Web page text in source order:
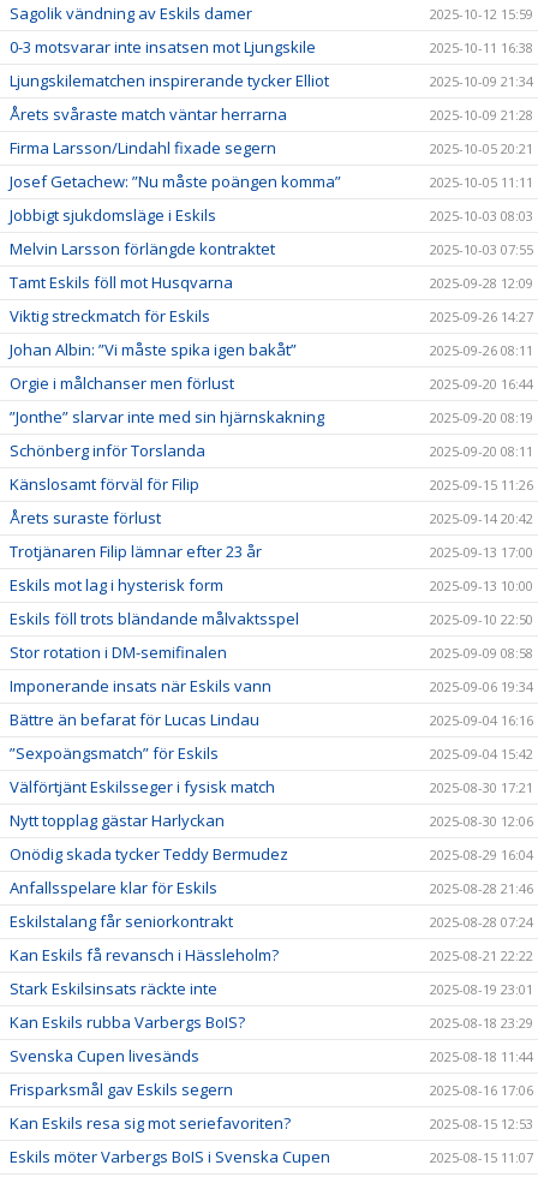
Sagolik vändning av Eskils damer 2025-10-12 15:59
0-3 motsvarar inte insatsen mot Ljungskile 2025-10-11 16:38
Ljungskilematchen inspirerande tycker Elliot 2025-10-09 21:34
Årets svåraste match väntar herrarna 2025-10-09 21:28
Firma Larsson/Lindahl fixade segern 2025-10-05 20:21
Josef Getachew: ”Nu måste poängen komma” 2025-10-05 11:11
Jobbigt sjukdomsläge i Eskils 2025-10-03 08:03
Melvin Larsson förlängde kontraktet 2025-10-03 07:55
Tamt Eskils föll mot Husqvarna 2025-09-28 12:09
Viktig streckmatch för Eskils 2025-09-26 14:27
Johan Albin: ”Vi måste spika igen bakåt” 2025-09-26 08:11
Orgie i målchanser men förlust 2025-09-20 16:44
”Jonthe” slarvar inte med sin hjärnskakning 2025-09-20 08:19
Schönberg inför Torslanda 2025-09-20 08:11
Känslosamt förväl för Filip 2025-09-15 11:26
Årets suraste förlust 2025-09-14 20:42
Trotjänaren Filip lämnar efter 23 år 2025-09-13 17:00
Eskils mot lag i hysterisk form 2025-09-13 10:00
Eskils föll trots bländande målvaktsspel 2025-09-10 22:50
Stor rotation i DM-semifinalen 2025-09-09 08:58
Imponerande insats när Eskils vann 2025-09-06 19:34
Bättre än befarat för Lucas Lindau 2025-09-04 16:16
”Sexpoängsmatch” för Eskils 2025-09-04 15:42
Välförtjänt Eskilsseger i fysisk match 2025-08-30 17:21
Nytt topplag gästar Harlyckan 2025-08-30 12:06
Onödig skada tycker Teddy Bermudez 2025-08-29 16:04
Anfallsspelare klar för Eskils 2025-08-28 21:46
Eskilstalang får seniorkontrakt 2025-08-28 07:24
Kan Eskils få revansch i Hässleholm? 2025-08-21 22:22
Stark Eskilsinsats räckte inte 2025-08-19 23:01
Kan Eskils rubba Varbergs BoIS? 2025-08-18 23:29
Svenska Cupen livesänds 2025-08-18 11:44
Frisparksmål gav Eskils segern 2025-08-16 17:06
Kan Eskils resa sig mot seriefavoriten? 2025-08-15 12:53
Eskils möter Varbergs BoIS i Svenska Cupen 2025-08-15 11:07